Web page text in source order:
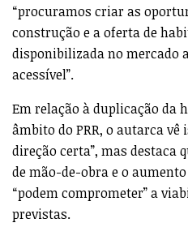
“procuramos criar as
construção e a oferta de
disponibilizada no mercado
acessível”.
Em relação à duplicação da
âmbito do PRR, o autarca vê
direção certa”, mas destaca
de mão-de-obra e o
“podem comprometer” a
previstas.